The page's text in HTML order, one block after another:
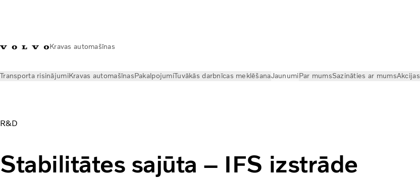
Kravas automašīnas
Transporta risinājumiKravas automašīnasPakalpojumiTuvākās darbnīcas meklēšanaJaunumiPar mumsSazināties ar mumsAkcijas
R&D
Stabilitātes sajūta – IFS izstrāde